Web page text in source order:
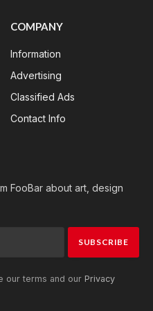
COMPANY
Information
Advertising
Classified Ads
Contact Info
FooBar about art, design
our terms and our Privacy